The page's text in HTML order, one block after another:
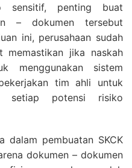
sensitif, penting buat
– dokumen tersebut
ini, perusahaan sudah
memastikan jika naskah
menggunakan sistem
tim ahli untuk
setiap potensi risiko
dalam pembuatan SKCK
dokumen – dokumen